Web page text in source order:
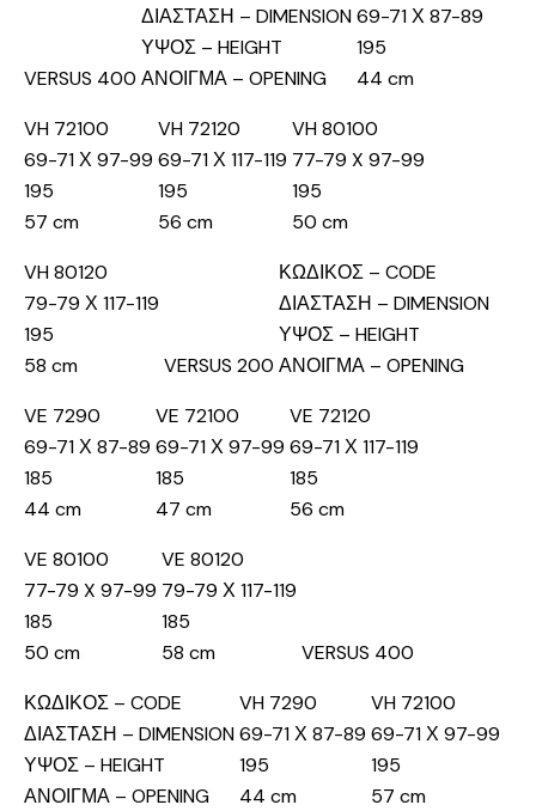
VERSUS 400
ΔΙΑΣΤΑΣΗ – DIMENSION
ΥΨΟΣ – HEIGHT
ΑΝΟΙΓΜΑ – OPENING
69-71 Χ 87-89
195
44 cm
VH 72100
69-71 Χ 97-99
195
57 cm
VH 72120
69-71 Χ 117-119
195
56 cm
VH 80100
77-79 X 97-99
195
50 cm
VH 80120
79-79 Χ 117-119
195
58 cm
VERSUS 200
ΚΩΔΙΚΟΣ – CODE
ΔΙΑΣΤΑΣΗ – DIMENSION
ΥΨΟΣ – HEIGHT
ΑΝΟΙΓΜΑ – OPENING
VE 7290
69-71 Χ 87-89
185
44 cm
VE 72100
69-71 Χ 97-99
185
47 cm
VE 72120
69-71 Χ 117-119
185
56 cm
VE 80100
77-79 X 97-99
185
50 cm
VE 80120
79-79 Χ 117-119
185
58 cm
VERSUS 400
ΚΩΔΙΚΟΣ – CODE
ΔΙΑΣΤΑΣΗ – DIMENSION
ΥΨΟΣ – HEIGHT
ΑΝΟΙΓΜΑ – OPENING
VH 7290
69-71 Χ 87-89
195
44 cm
VH 72100
69-71 Χ 97-99
195
57 cm